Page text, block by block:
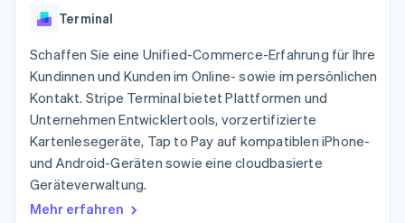
Beschleunigter
Financial
Connections
Verbundene
Finanzdaten
Mehr
Product roadmap
Ausblick
Bewirtung, Reisen und
Freizeit
Versicherungen
Medien und
Unterhaltung
Gemeinnützige
Organisationen
Fachdienstleistungen
Öffentlicher Sektor
Einzelhandel
Diensten mit Agenten
Ressourcen
App-Integrationen
Code-Beispiele
Entwickler-Blog
API-Status
kontaktieren
Partner werden
Terminal
Schaffen Sie eine Unified-Commerce-Erfahrung für Ihre
Kundinnen und Kunden im Online- sowie im persönlichen
Kontakt. Stripe Terminal bietet Plattformen und
Unternehmen Entwicklertools, vorzertifizierte
Kartenlesegeräte, Tap to Pay auf kompatiblen iPhone-
und Android-Geräten sowie eine cloudbasierte
Geräteverwaltung.
Mehr erfahren